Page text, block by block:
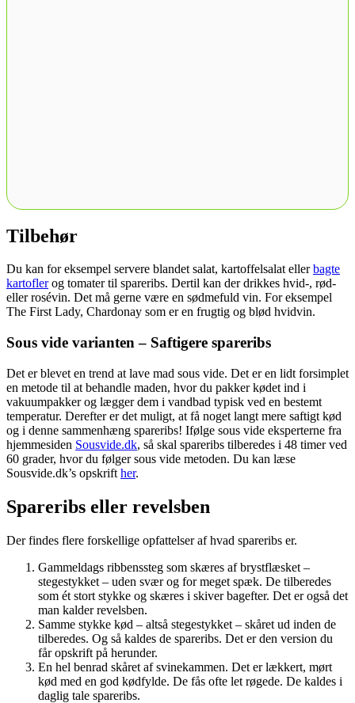
Tilbehør
Du kan for eksempel servere blandet salat, kartoffelsalat ellerbagte
kartoflerog tomater til spareribs. Dertil kan der drikkes hvid-, rød-
eller rosévin. Det må gerne være en sødmefuld vin. For eksempel
The First Lady, Chardonay som er en frugtig og blød hvidvin.
Sous vide varianten – Saftigere spareribs
Det er blevet en trend at lave mad sous vide. Det er en lidt forsimplet
en metode til at behandle maden, hvor du pakker kødet ind i
vakuumpakker og lægger dem i vandbad typisk ved en bestemt
temperatur. Derefter er det muligt, at få noget langt mere saftigt kød
og i denne sammenhæng spareribs! Ifølge sous vide eksperterne fra
hjemmesiden Sousvide.dk, så skal spareribs tilberedes i 48 timer ved
60 grader, hvor du følger sous vide metoden. Du kan læse
Sousvide.dk’s opskrift her.
Spareribs eller revelsben
Der findes flere forskellige opfattelser af hvad spareribs er.
Gammeldags ribbenssteg som skæres af brystflæsket –
stegestykket – uden svær og for meget spæk. De tilberedes
som ét stort stykke og skæres i skiver bagefter. Det er også det
man kalder revelsben.
Samme stykke kød – altså stegestykket – skåret ud inden de
tilberedes. Og så kaldes de spareribs. Det er den version du
får opskrift på herunder.
En hel benrad skåret af svinekammen. Det er lækkert, mørt
kød med en god kødfylde. De fås ofte let røgede. De kaldes i
daglig tale spareribs.